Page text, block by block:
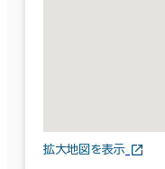
拡大地図を表示